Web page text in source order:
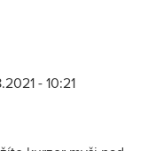
- 10:21